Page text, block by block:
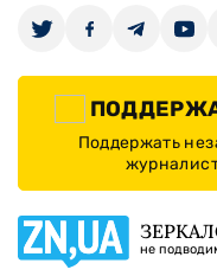
Поддержать
не